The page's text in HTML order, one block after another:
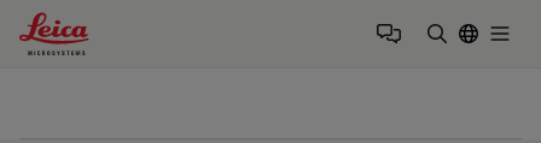
Leica Microsystems Logo